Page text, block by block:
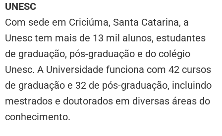
UNESC
Com sede em Criciúma, Santa Catarina, a
Unesc tem mais de 13 mil alunos, estudantes
de graduação, pós-graduação e do colégio
Unesc. A Universidade funciona com 42 cursos
de graduação e 32 de pós-graduação, incluindo
mestrados e doutorados em diversas áreas do
conhecimento.